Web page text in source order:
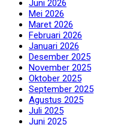
syariah Islam secara
bertakwa, masyarakat saling
menerapkan hukum Islam
online dapat dicegah dan
dipenuhi keberkahan.
Wallahu alam bish-shawab
Juni 2026
Mei 2026
Maret 2026
Februari 2026
Januari 2026
Desember 2025
November 2025
Oktober 2025
September 2025
Agustus 2025
Juli 2025
Juni 2025